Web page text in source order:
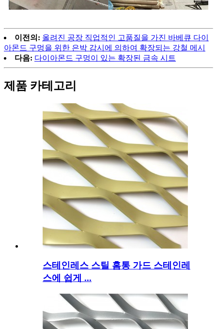
이전의: 올려진 공장 직업적인 고품질을 가진 바베큐 다이
아몬드 구멍을 위한 은박 감시에 의하여 확장되는 강철 메시
다음: 다이아몬드 구멍이 있는 확장된 금속 시트
제품 카테고리
스테인레스 스틸 홈통 가드 스테인레
스에 쉽게 ...